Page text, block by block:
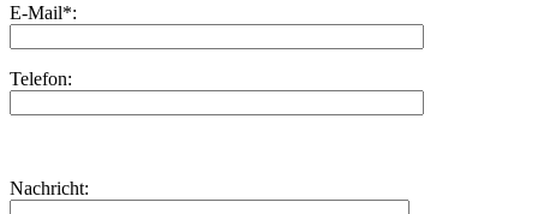
E-Mail*:
Telefon:
dieses
lasse
Nachricht: